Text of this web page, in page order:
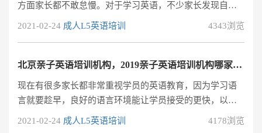
方面家长都不敢怠慢。对于学习英语，不少家长发现自家
学员很认真的在学习，但是成绩上总是跟不上，也不知道
语培训班，现在很多英语培训机构，每家都不一样，课程
2021-02-24 成人L5英语培训 4343浏览
北京亲子英语培训机构，2019亲子英语培训机构哪家强？
现在有很多家长都非常重视学员的英语教育，因为学习语
言就要趁早，良好的语言环境能让学员接受的更快，以后
在成绩上也有很大的帮助。北京是一线城市，并不缺乏亲
2021-02-24 成人L5英语培训 4178浏览